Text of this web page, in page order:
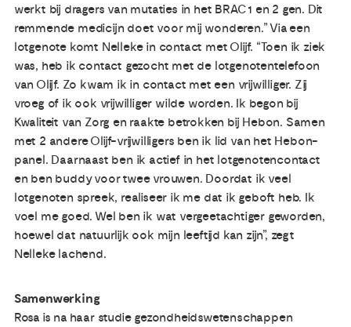
werkt bij dragers van mutaties in het BRAC 1 en 2 gen. Dit
remmende medicijn doet voor mij wonderen.” Via een
lotgenote komt Nelleke in contact met Olijf. “Toen ik ziek
was, heb ik contact gezocht met de lotgenotentelefoon
van Olijf. Zo kwam ik in contact met een vrijwilliger. Zij
vroeg of ik ook vrijwilliger wilde worden. Ik begon bij
Kwaliteit van Zorg en raakte betrokken bij Hebon. Samen
met 2 andere Olijf-vrijwilligers ben ik lid van het Hebon-
panel. Daarnaast ben ik actief in het lotgenotencontact
en ben buddy voor twee vrouwen. Doordat ik veel
lotgenoten spreek, realiseer ik me dat ik geboft heb. Ik
voel me goed. Wel ben ik wat vergeetachtiger geworden,
hoewel dat natuurlijk ook mijn leeftijd kan zijn”, zegt
Nelleke lachend.
Samenwerking
Rosa is na haar studie gezondheidswetenschappen